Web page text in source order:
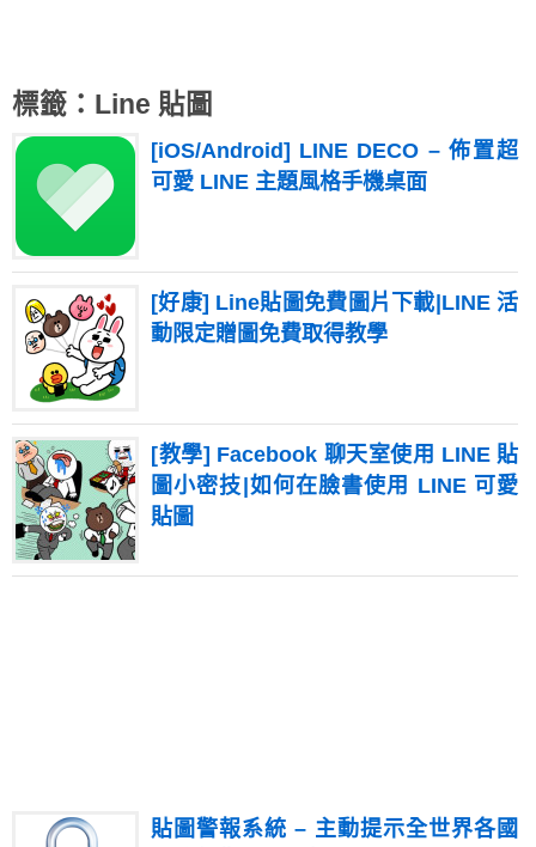
標籤：Line 貼圖
[iOS/Android] LINE DECO – 佈置超
可愛 LINE 主題風格手機桌面
[好康] Line貼圖免費圖片下載|LINE 活
動限定贈圖免費取得教學
[教學] Facebook 聊天室使用 LINE 貼
圖小密技|如何在臉書使用 LINE 可愛
貼圖
貼圖警報系統 – 主動提示全世界各國